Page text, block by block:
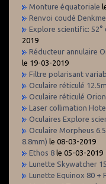
Monture équatoriale
Renvoi coudé
Explore scientific: 52°
2019
Réducteur annulaire
le 19-03-2019
Filtre polarisant
Oculaire réticulé
Oculaire réticulé
Laser collimation
Oculaires Explore
Oculaire Morpheus
8.8mm) le 08-03-2019
Ethos 8 le 05-03-2019
Lunette Skywatcher
Lunette Equinox 80 +